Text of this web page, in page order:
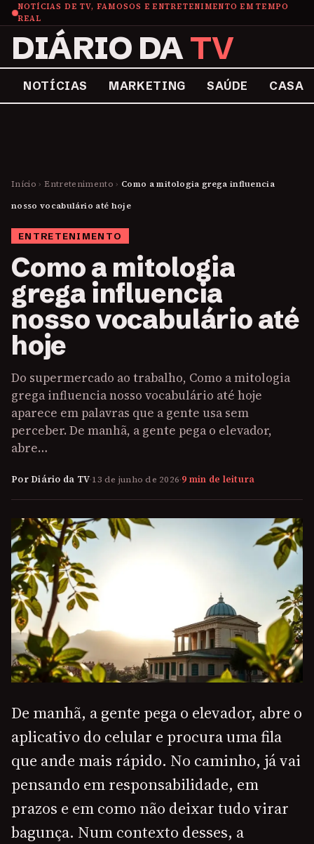
NOTÍCIAS DE TV, FAMOSOS E ENTRETENIMENTO EM TEMPO
REAL
DIÁRIO DATV
NOTÍCIAS MARKETING SAÚDE CASA
Início › Entretenimento › Como a mitologia grega influencia
nosso vocabulário até hoje
ENTRETENIMENTO
Como a mitologia
grega influencia
nosso vocabulário até
hoje
Do supermercado ao trabalho, Como a mitologia
grega influencia nosso vocabulário até hoje
aparece em palavras que a gente usa sem
perceber. De manhã, a gente pega o elevador,
abre…
Por Diário da TV·13 de junho de 2026·9 min de leitura
De manhã, a gente pega o elevador, abre o
aplicativo do celular e procura uma fila
que ande mais rápido. No caminho, já vai
pensando em responsabilidade, em
prazos e em como não deixar tudo virar
bagunça. Num contexto desses, a